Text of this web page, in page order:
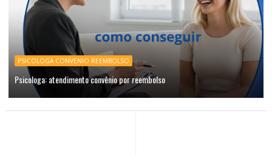
PSICOLOGA CONVENIO REEMBOLSO
Psicologa: atendimento convênio por reembolso